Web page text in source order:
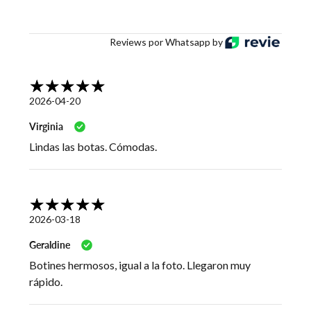
Reviews por Whatsapp by
2026-04-20
Virginia
Lindas las botas. Cómodas.
2026-03-18
Geraldine
Botines hermosos, igual a la foto. Llegaron muy
rápido.